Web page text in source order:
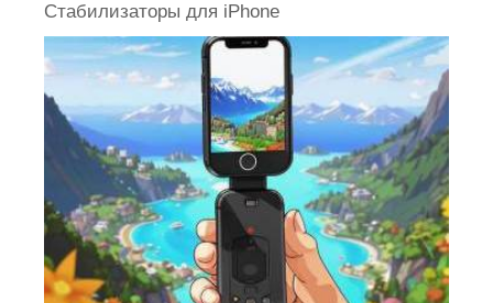
Стабилизаторы для iPhone